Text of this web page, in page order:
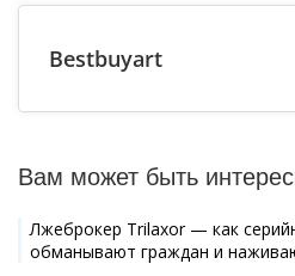
Bestbuyart
Вам может быть
Лжеброкер Trilaxor — как
обманывают граждан и